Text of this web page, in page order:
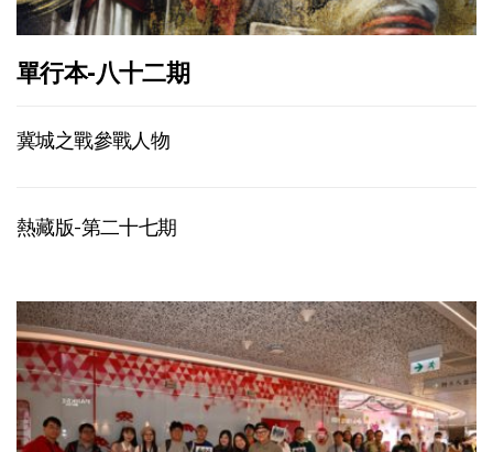
單行本-八十二期
冀城之戰參戰人物
熱藏版-第二十七期